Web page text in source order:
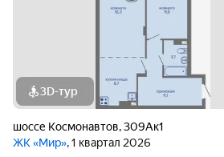
3D-тур
шоссе Космонавтов,309Ак1
ЖК «Мир», 1 квартал 2026